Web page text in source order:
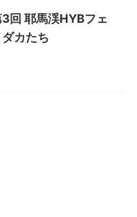
回 耶馬渓HYBフェ
カたち